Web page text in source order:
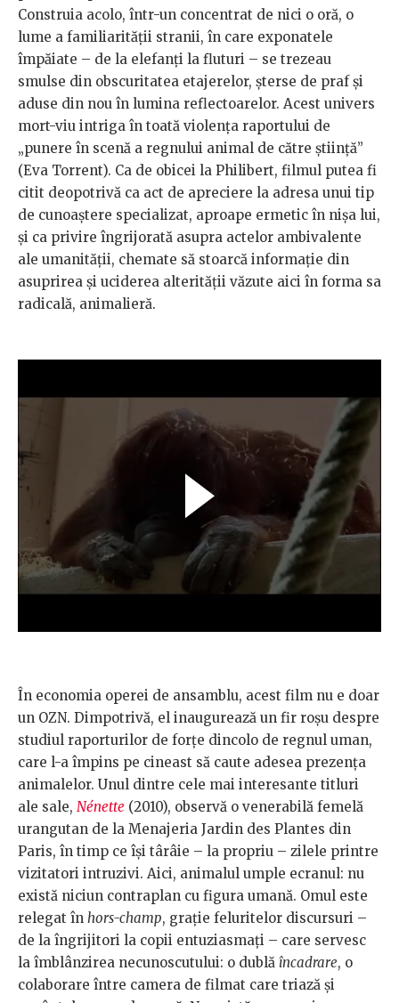
Construia acolo, într-un concentrat de nici o oră, o
lume a familiarității stranii, în care exponatele
împăiate – de la elefanți la fluturi – se trezeau
smulse din obscuritatea etajerelor, șterse de praf și
aduse din nou în lumina reflectoarelor. Acest univers
mort-viu intriga în toată violența raportului de
„punere în scenă a regnului animal de către știință”
(Eva Torrent). Ca de obicei la Philibert, filmul putea fi
citit deopotrivă ca act de apreciere la adresa unui tip
de cunoaștere specializat, aproape ermetic în nișa lui,
și ca privire îngrijorată asupra actelor ambivalente
ale umanității, chemate să stoarcă informație din
asuprirea și uciderea alterității văzute aici în forma sa
radicală, animalieră.
În economia operei de ansamblu, acest film nu e doar
un OZN. Dimpotrivă, el inaugurează un fir roșu despre
studiul raporturilor de forțe dincolo de regnul uman,
care l-a împins pe cineast să caute adesea prezența
animalelor. Unul dintre cele mai interesante titluri
ale sale, Nénette (2010), observă o venerabilă femelă
urangutan de la Menajeria Jardin des Plantes din
Paris, în timp ce își târâie – la propriu – zilele printre
vizitatori intruzivi. Aici, animalul umple ecranul: nu
există niciun contraplan cu figura umană. Omul este
relegat în hors-champ, grație feluritelor discursuri –
de la îngrijitori la copii entuziasmați – care servesc
la îmblânzirea necunoscutului: o dublă încadrare, o
colaborare între camera de filmat care triază și